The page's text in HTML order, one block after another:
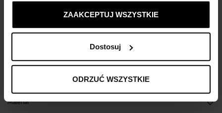
ustawienia prywatności.
ZAAKCEPTUJ WSZYSTKIE
Dostosuj
ODRZUĆ WSZYSTKIE
Materiał